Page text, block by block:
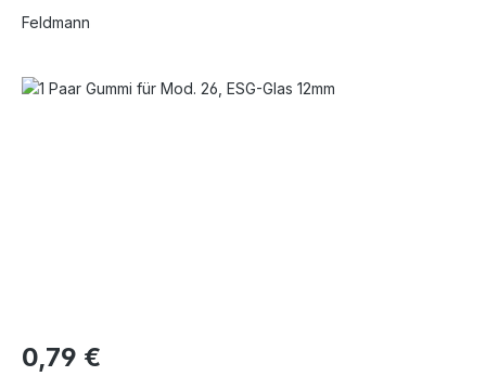
Feldmann
Bildergalerie überspringen
0,79 €